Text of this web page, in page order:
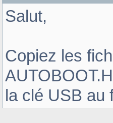
Salut,
Copiez les
la clé USB au